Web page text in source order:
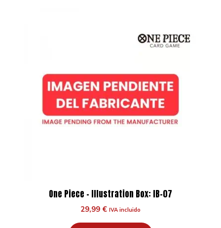
One Piece – Illustration Box: IB-07
29,99 € IVA incluido